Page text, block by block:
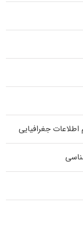
جغرافیایی